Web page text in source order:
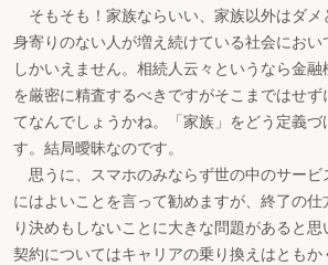
そもそも！家族ならいい、家族以外はダメ
身寄りのない人が増え続けている社会におい
しかいえません。相続人云々というなら金
を厳密に精査するべきですがそこまではせず
てなんでしょうかね。「家族」をどう定義
す。結局曖昧なのです。
思うに、スマホのみならず世の中のサービ
にはよいことを言って勧めますが、終了の仕
り決めもしないことに大きな問題があると
契約についてはキャリアの乗り換えはとも